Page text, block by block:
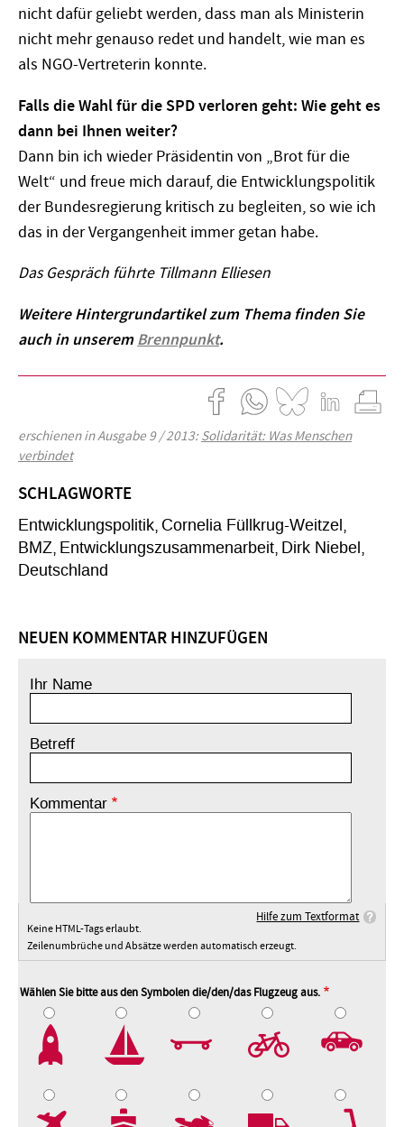
nicht dafür geliebt werden, dass man als Ministerin
nicht mehr genauso redet und handelt, wie man es
als NGO-Vertreterin konnte.
Falls die Wahl für die SPD verloren geht: Wie geht es
dann bei Ihnen weiter?
Dann bin ich wieder Präsidentin von „Brot für die
Welt“ und freue mich darauf, die Entwicklungspolitik
der Bundesregierung kritisch zu begleiten, so wie ich
das in der Vergangenheit immer getan habe.
Das Gespräch führte Tillmann Elliesen
Weitere Hintergrundartikel zum Thema finden Sie
auch in unseremBrennpunkt.
erschienen in Ausgabe 9 / 2013:Solidarität: Was Menschen
verbindet
SCHLAGWORTE
Entwicklungspolitik Cornelia Füllkrug-Weitzel
BMZ Entwicklungszusammenarbeit Dirk Niebel
Deutschland
NEUEN KOMMENTAR HINZUFÜGEN
Ihr Name
Betreff
Kommentar
Hilfe zum Textformat
Keine HTML-Tags erlaubt.
Zeilenumbrüche und Absätze werden automatisch erzeugt.
Wählen Sie bitte aus den Symbolen die/den/das Flugzeug aus.